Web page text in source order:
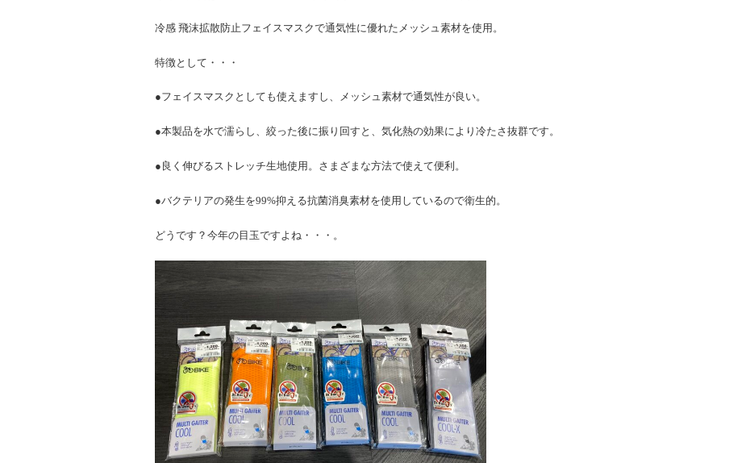
冷感 飛沫拡散防止フェイスマスクで通気性に優れたメッシュ素材を使用。
特徴として・・・
●フェイスマスクとしても使えますし、メッシュ素材で通気性が良い。
●本製品を水で濡らし、絞った後に振り回すと、気化熱の効果により冷たさ抜群です。
●良く伸びるストレッチ生地使用。さまざまな方法で使えて便利。
●バクテリアの発生を99%抑える抗菌消臭素材を使用しているので衛生的。
どうです？今年の目玉ですよね・・・。